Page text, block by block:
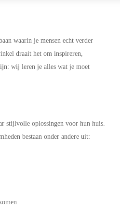
waarin je mensen echt verder
draait het om inspireren,
wij leren je alles wat je moet
stijlvolle oplossingen voor hun huis.
bestaan onder andere uit: